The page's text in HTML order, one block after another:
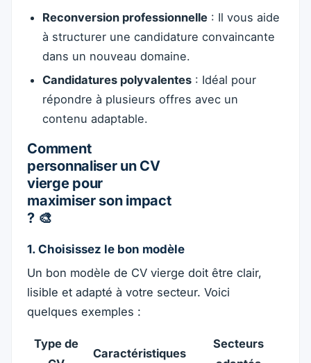
Reconversion professionnelle: Il vous aide
à structurer une candidature convaincante
dans un nouveau domaine.
Candidatures polyvalentes: Idéal pour
répondre à plusieurs offres avec un
contenu adaptable.
Comment
personnaliser un CV
vierge pour
maximiser son impact
? 🎨
1. Choisissez le bon modèle
Un bon modèle de CV vierge doit être clair,
lisible et adapté à votre secteur. Voici
quelques exemples :
Type de
Caractéristiques
Secteurs